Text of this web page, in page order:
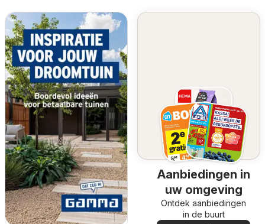
Aanbiedingen in
uw omgeving
Ontdek aanbiedingen
in de buurt